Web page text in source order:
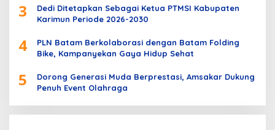
3
Dedi Ditetapkan Sebagai Ketua PTMSI Kabupaten
Karimun Periode 2026-2030
4
PLN Batam Berkolaborasi dengan Batam Folding
Bike, Kampanyekan Gaya Hidup Sehat
5
Dorong Generasi Muda Berprestasi, Amsakar Dukung
Penuh Event Olahraga